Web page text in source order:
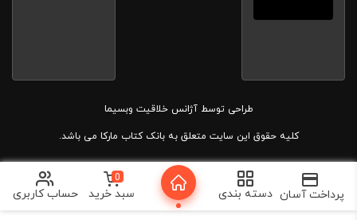
طراحی توسطآژانس خلاقیت وبسیما
کلیه حقوق این سایت متعلق به بانک کتاب مارکا می باشد.
پرداخت آسان دسته بندی
0
سبد خرید حساب کاربری